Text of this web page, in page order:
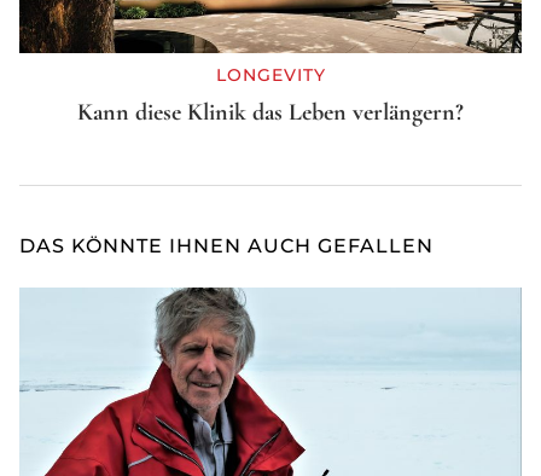
LONGEVITY
Kann diese Klinik das Leben verlängern?
DAS KÖNNTE IHNEN AUCH GEFALLEN